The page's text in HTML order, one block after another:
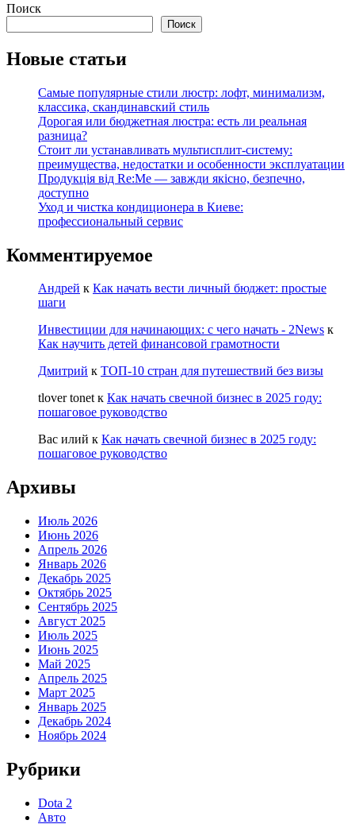
Поиск
Поиск
Новые статьи
Самые популярные стили люстр: лофт, минимализм,
классика, скандинавский стиль
Дорогая или бюджетная люстра: есть ли реальная
разница?
Стоит ли устанавливать мультисплит-систему:
преимущества, недостатки и особенности эксплуатации
Продукція від Re:Me — завжди якісно, безпечно,
доступно
Уход и чистка кондиционера в Киеве:
профессиональный сервис
Комментируемое
Андрей к Как начать вести личный бюджет: простые
шаги
Инвестиции для начинающих: с чего начать - 2News к
Как научить детей финансовой грамотности
Дмитрий к ТОП-10 стран для путешествий без визы
tlover tonetк Как начать свечной бизнес в 2025 году:
пошаговое руководство
Вас илий к Как начать свечной бизнес в 2025 году:
пошаговое руководство
Архивы
Июль 2026
Июнь 2026
Апрель 2026
Январь 2026
Декабрь 2025
Октябрь 2025
Сентябрь 2025
Август 2025
Июль 2025
Июнь 2025
Май 2025
Апрель 2025
Март 2025
Январь 2025
Декабрь 2024
Ноябрь 2024
Рубрики
Dota 2
Авто